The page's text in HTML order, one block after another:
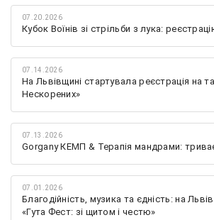
07.20.2026
Кубок Воїнів зі стрільби з лука:
07.14.2026
На Львівщині стартувала реєстрація на
Нескорених»
07.13.2026
Gorgany КЕМП & Терапія мандрами:
07.01.2026
Благодійність, музика та єдність: на
«Гута Фест: зі щитом і честю»